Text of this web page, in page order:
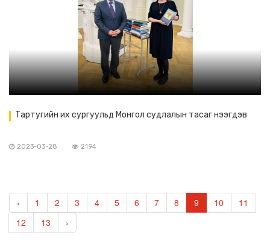
Тартугийн их сургуульд Монгол судлалын тасаг нээгдэв
2023-03-28 2194
‹ 1 2 3 4 5 6 7 8 9 10
11
12
13 ›